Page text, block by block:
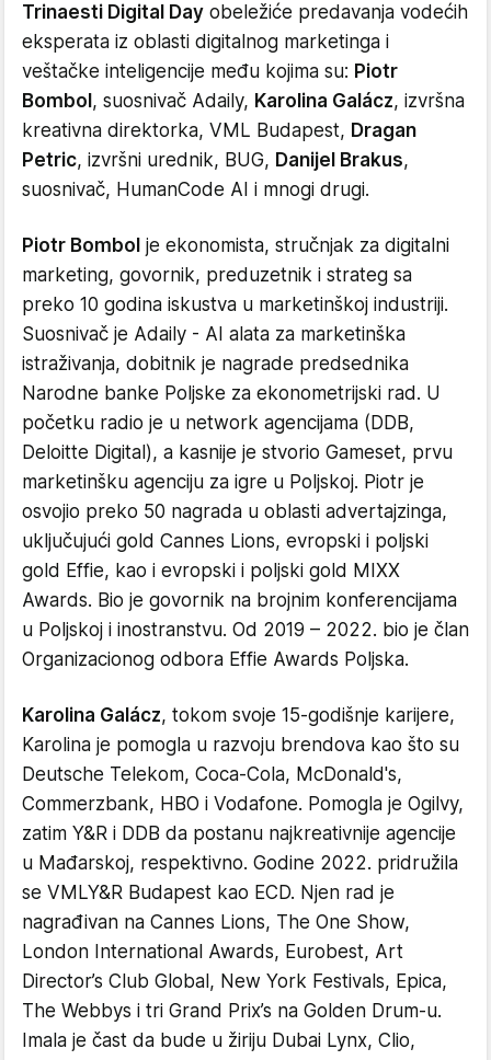
Trinaesti Digital Day obeležiće predavanja vodećih
eksperata iz oblasti digitalnog marketinga i
veštačke inteligencije među kojima su: Piotr
Bombol , suosnivač Adaily, Karolina Galácz, izvršna
kreativna direktorka, VML Budapest, Dragan
Petric, izvršni urednik, BUG, Danijel Brakus,
suosnivač, HumanCode AI i mnogi drugi.
Piotr Bombol je ekonomista, stručnjak za digitalni
marketing, govornik, preduzetnik i strateg sa
preko 10 godina iskustva u marketinškoj industriji.
Suosnivač je Adaily - AI alata za marketinška
istraživanja, dobitnik je nagrade predsednika
Narodne banke Poljske za ekonometrijski rad. U
početku radio je u network agencijama (DDB,
Deloitte Digital), a kasnije je stvorio Gameset, prvu
marketinšku agenciju za igre u Poljskoj. Piotr je
osvojio preko 50 nagrada u oblasti advertajzinga,
uključujući gold Cannes Lions, evropski i poljski
gold Effie, kao i evropski i poljski gold MIXX
Awards. Bio je govornik na brojnim konferencijama
u Poljskoj i inostranstvu. Od 2019 – 2022. bio je član
Organizacionog odbora Effie Awards Poljska.
Karolina Galácz, tokom svoje 15-godišnje karijere,
Karolina je pomogla u razvoju brendova kao što su
Deutsche Telekom, Coca-Cola, McDonald's,
Commerzbank, HBO i Vodafone. Pomogla je Ogilvy,
zatim Y&R i DDB da postanu najkreativnije agencije
u Mađarskoj, respektivno. Godine 2022. pridružila
se VMLY&R Budapest kao ECD. Njen rad je
nagrađivan na Cannes Lions, The One Show,
London International Awards, Eurobest, Art
Director’s Club Global, New York Festivals, Epica,
The Webbys i tri Grand Prix’s na Golden Drum-u.
Imala je čast da bude u žiriju Dubai Lynx, Clio,